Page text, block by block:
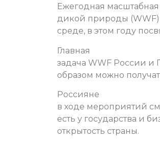
Ежегодная
дикой природы
среде, в этом году
Главная
задача WWF России и
образом можно
Россияне
в ходе мероприятий
есть у государства и
открытость страны.